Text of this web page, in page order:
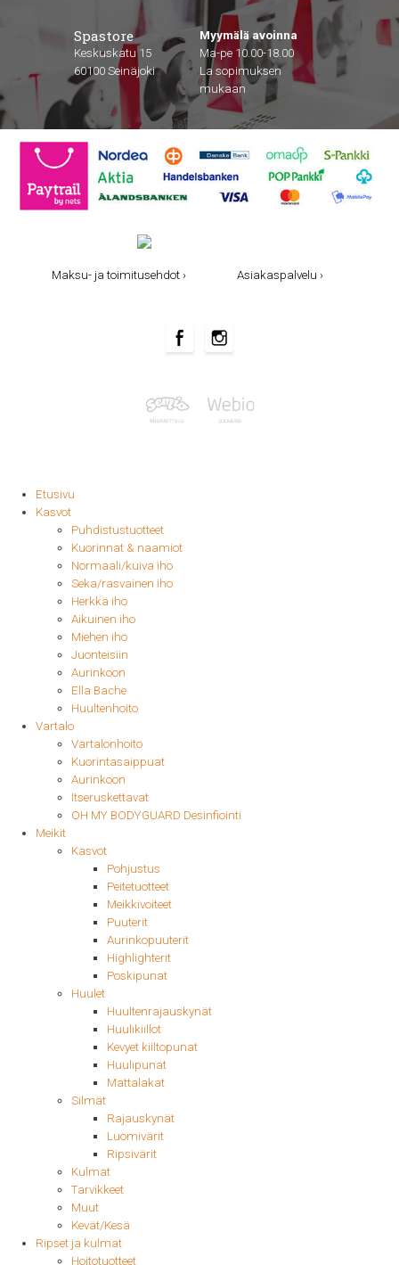
Spastore
Keskuskatu 15
60100 Seinäjoki
Myymälä avoinna
Ma-pe 10.00-18.00
La sopimuksen
mukaan
Maksu- ja toimitusehdot › Asiakaspalvelu ›
Etusivu
Kasvot
Puhdistustuotteet
Kuorinnat & naamiot
Normaali/kuiva iho
Seka/rasvainen iho
Herkkä iho
Aikuinen iho
Miehen iho
Juonteisiin
Aurinkoon
Ella Bache
Huultenhoito
Vartalo
Vartalonhoito
Kuorintasaippuat
Aurinkoon
Itseruskettavat
OH MY BODYGUARD Desinfiointi
Meikit
Kasvot
Pohjustus
Peitetuotteet
Meikkivoiteet
Puuterit
Aurinkopuuterit
Highlighterit
Poskipunat
Huulet
Huultenrajauskynät
Huulikiillot
Kevyet kiiltopunat
Huulipunat
Mattalakat
Silmät
Rajauskynät
Luomivärit
Ripsivärit
Kulmat
Tarvikkeet
Muut
Kevät/Kesä
Ripset ja kulmat
Hoitotuotteet